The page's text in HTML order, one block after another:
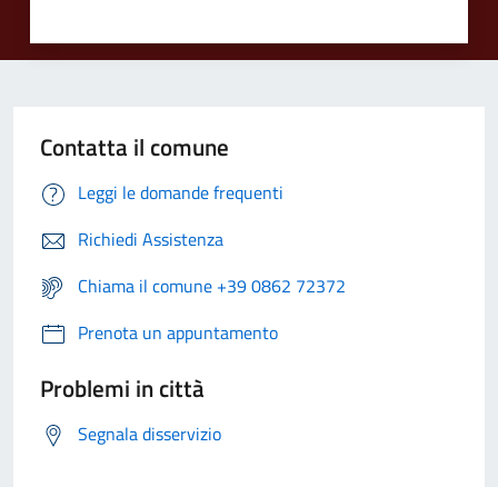
Contatta il comune
Leggi le domande frequenti
Richiedi Assistenza
Chiama il comune +39 0862 72372
Prenota un appuntamento
Problemi in città
Segnala disservizio